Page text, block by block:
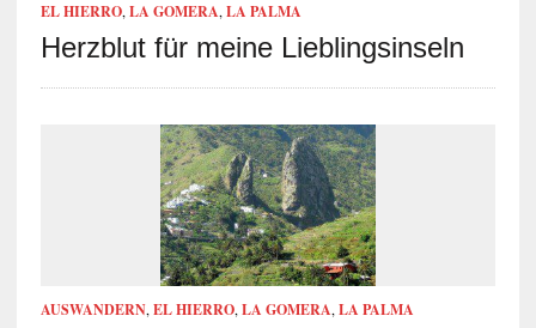
EL HIERRO, LA GOMERA, LA PALMA
Herzblut für meine Lieblingsinseln
AUSWANDERN, EL HIERRO, LA GOMERA, LA PALMA